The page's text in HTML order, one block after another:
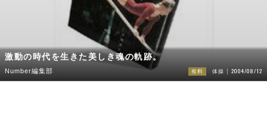
激動の時代を生きた美しき魂の軌跡。
Number編集部 有料 体操 2004/08/12